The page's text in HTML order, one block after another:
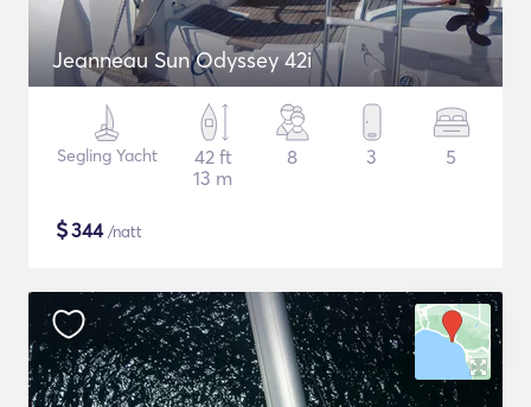
Jeanneau Sun Odyssey 42i
Segling Yacht
42 ft
13 m
8 3 5
$344/natt